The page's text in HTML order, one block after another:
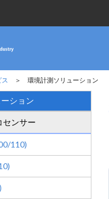
＞ 環境計測ソリューション
ション
センサー
110)